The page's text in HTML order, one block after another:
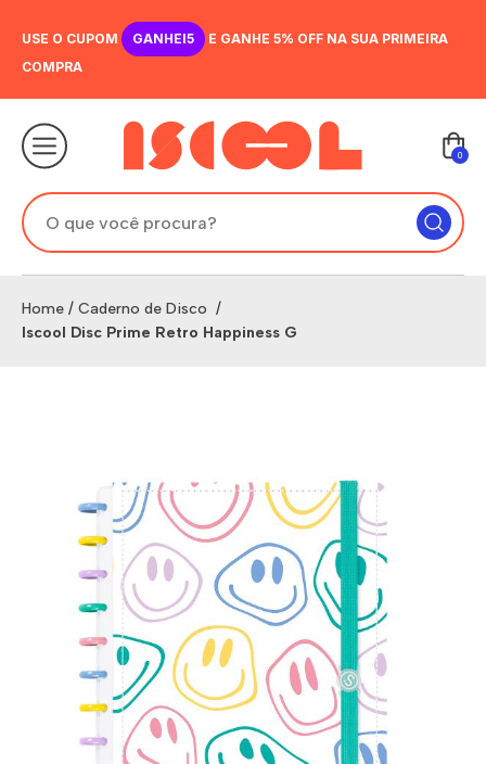
USE O CUPOM GANHEI5
E GANHE 5% OFF NA SUA PRIMEIRA
COMPRA
0
Home / Caderno de Disco /
Iscool Disc Prime Retro Happiness G